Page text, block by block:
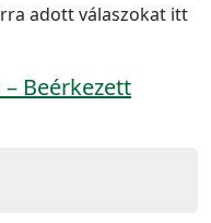
adott válaszokat itt
Beérkezett